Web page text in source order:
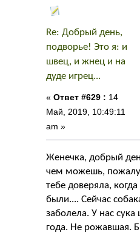
Re: Добрый день,
подворье! Это я: и
швец, и жнец и на
дуде игрец...
« Ответ #629 : 14
Май, 2019, 10:49:11
am »
Женечка, добрый
чем можешь,
тебе доверяла,
были.... Сейчас
заболела. У нас
года. Не рожавшая.